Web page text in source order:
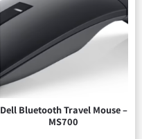
Dell Bluetooth Travel Mouse –
MS700